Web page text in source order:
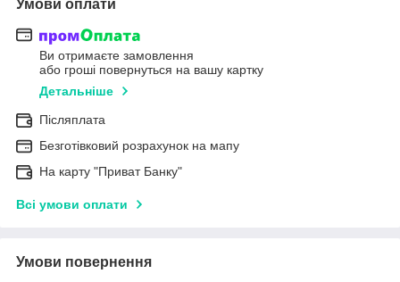
Умови оплати
Ви отримаєте замовлення
або гроші повернуться на вашу картку
Детальніше
Післяплата
Безготівковий розрахунок на мапу
На карту "Приват Банку"
Всі умови оплати
Умови повернення